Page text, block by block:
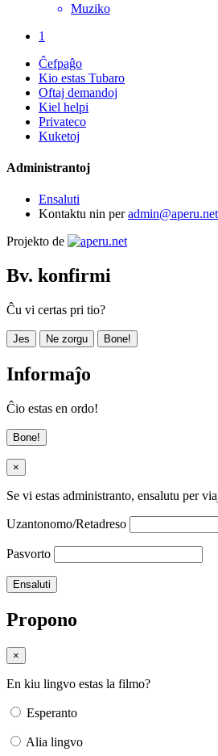
Muziko
1
Ĉefpaĝo
Kio estas Tubaro
Oftaj demandoj
Kiel helpi
Privateco
Kuketoj
Administrantoj
Ensaluti
Kontaktu nin peradmin@aperu.net
Projekto de
Bv. konfirmi
Ĉu vi certas pri tio?
Jes Ne zorgu Bone!
Informaĵo
Ĉio estas en ordo!
Bone!
×
Se vi estas administranto, ensalutu per
Uzantonomo/Retadreso
Pasvorto
Propono
×
En kiu lingvo estas la filmo?
Esperanto
Alia lingvo